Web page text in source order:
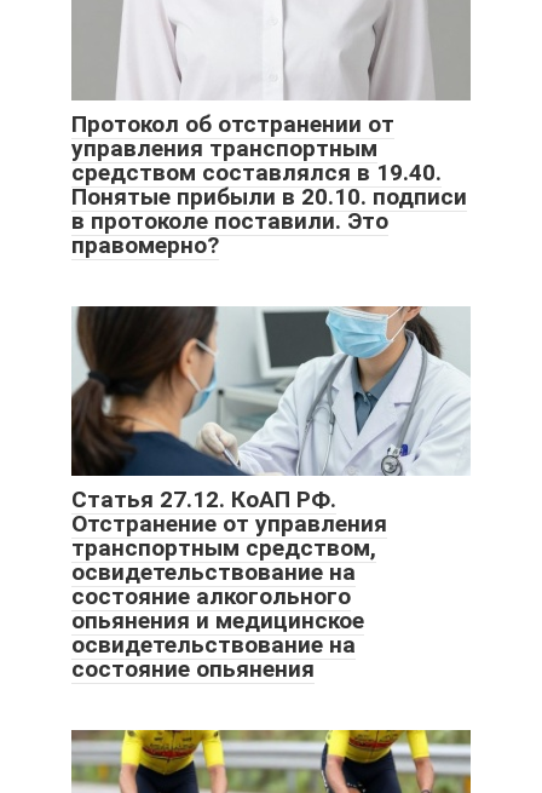
Протокол об отстранении от
управления транспортным
средством составлялся в 19.40.
Понятые прибыли в 20.10. подписи
в протоколе поставили. Это
правомерно?
Статья 27.12. КоАП РФ.
Отстранение от управления
транспортным средством,
освидетельствование на
состояние алкогольного
опьянения и медицинское
освидетельствование на
состояние опьянения